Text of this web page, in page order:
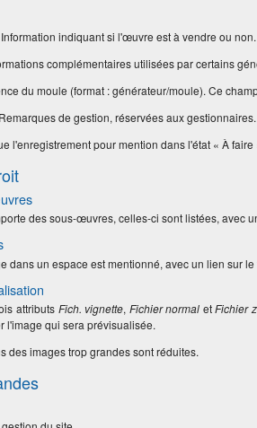
Information indiquant si l'œuvre est à vendre ou non.
complémentaires utilisées par certains
du moule (format : générateur/moule). Ce
Remarques de gestion, réservées aux gestionnaires.
l'enregistrement pour mention dans l'état « À
des sous-œuvres, celles-ci sont listées, avec
dans un espace est mentionné, avec un lien sur
attributs Fich. vignette, Fichier normal etFichier
l'image qui sera prévisualisée.
des images trop grandes sont réduites.